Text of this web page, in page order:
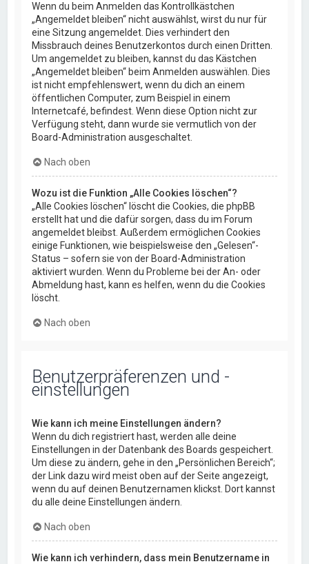
Wenn du beim Anmelden das Kontrollkästchen
„Angemeldet bleiben“ nicht auswählst, wirst du nur für
eine Sitzung angemeldet. Dies verhindert den
Missbrauch deines Benutzerkontos durch einen Dritten.
Um angemeldet zu bleiben, kannst du das Kästchen
„Angemeldet bleiben“ beim Anmelden auswählen. Dies
ist nicht empfehlenswert, wenn du dich an einem
öffentlichen Computer, zum Beispiel in einem
Internetcafé, befindest. Wenn diese Option nicht zur
Verfügung steht, dann wurde sie vermutlich von der
Board-Administration ausgeschaltet.
Nach oben
Wozu ist die Funktion „Alle Cookies löschen“?
„Alle Cookies löschen“ löscht die Cookies, die phpBB
erstellt hat und die dafür sorgen, dass du im Forum
angemeldet bleibst. Außerdem ermöglichen Cookies
einige Funktionen, wie beispielsweise den „Gelesen“-
Status – sofern sie von der Board-Administration
aktiviert wurden. Wenn du Probleme bei der An- oder
Abmeldung hast, kann es helfen, wenn du die Cookies
löscht.
Nach oben
Benutzerpräferenzen und -
einstellungen
Wie kann ich meine Einstellungen ändern?
Wenn du dich registriert hast, werden alle deine
Einstellungen in der Datenbank des Boards gespeichert.
Um diese zu ändern, gehe in den „Persönlichen Bereich“;
der Link dazu wird meist oben auf der Seite angezeigt,
wenn du auf deinen Benutzernamen klickst. Dort kannst
du alle deine Einstellungen ändern.
Nach oben
Wie kann ich verhindern, dass mein Benutzername in